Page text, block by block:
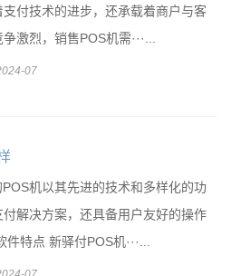
付技术的进步，还承载着商户与客
激烈，销售POS机需···...
07
机以其先进的技术和多样化的功
解决方案，还具备用户友好的操作
特点 新驿付POS机···...